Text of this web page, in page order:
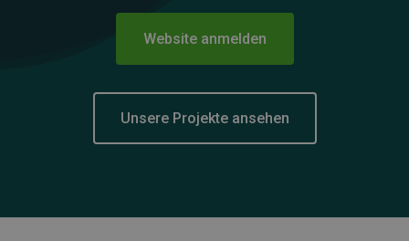
Website anmelden
Unsere Projekte ansehen